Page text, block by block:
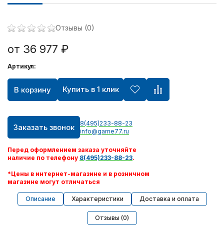
Отзывы (0)
от 36 977 ₽
Артикул:
В корзину Купить в 1 клик
Заказать звонок
8(495)233-88-23
info@game77.ru
Перед оформлением заказа уточняйте
наличие по телефону 8(495)233-88-23.
*Цены в интернет-магазине и в розничном
магазине могут отличаться
Описание Характеристики Доставка и оплата
Отзывы (0)